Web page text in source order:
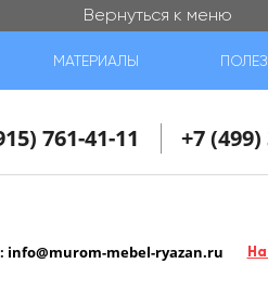
Вернуться к меню
МАТЕРИАЛЫ
761-41-11 +7 (499)
info@murom-mebel-ryazan.ru